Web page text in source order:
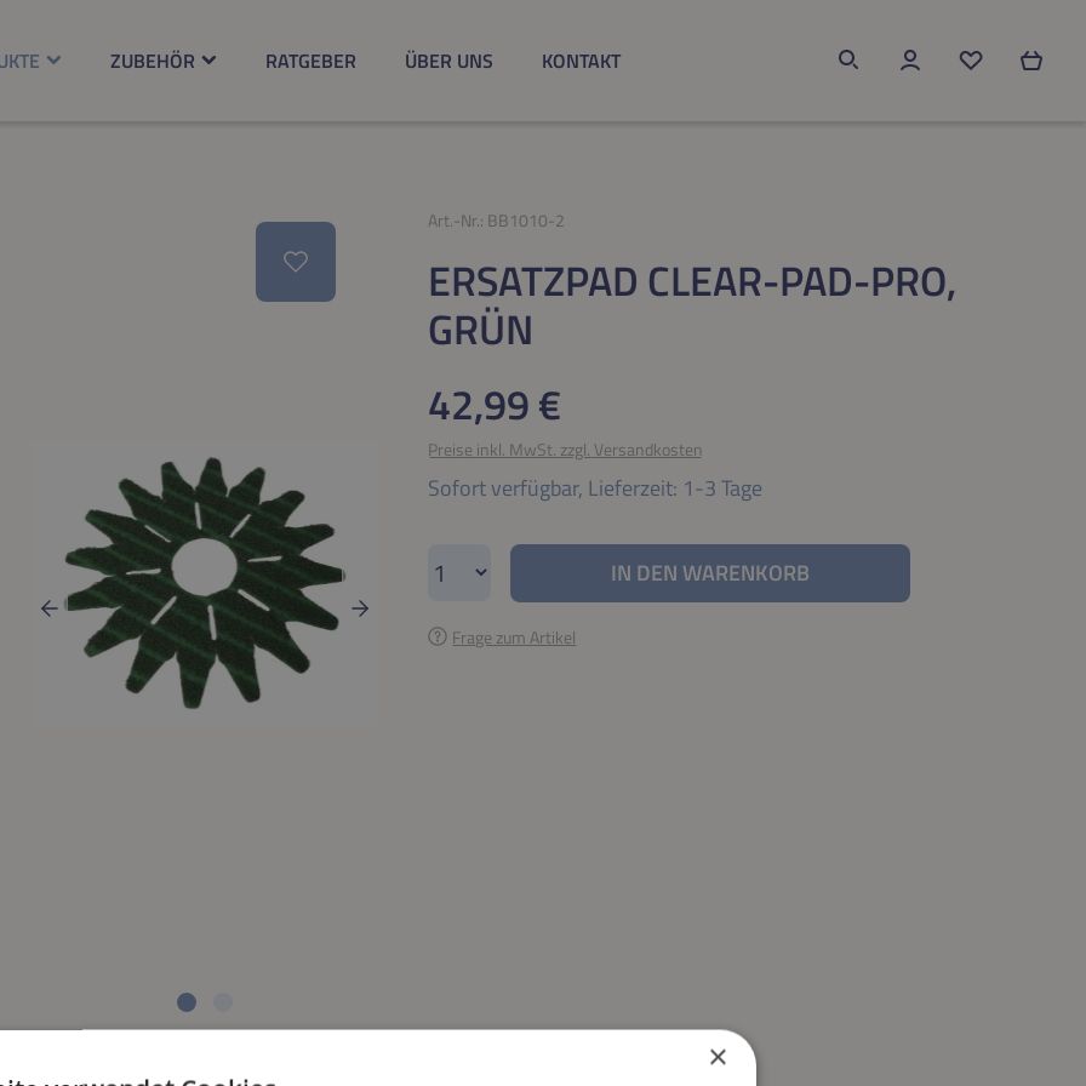
ZUBEHÖR RATGEBER ÜBER UNS KONTAKT
Du hast 0
Art.-Nr.: BB1010-2
ERSATZPAD CLEAR-PAD-PRO,
GRÜN
Regulärer Preis:
42,99 €
Preise inkl. MwSt. zzgl. Versandkosten
Sofort verfügbar, Lieferzeit: 1-3 Tage
Produkt Anzahl: Gib den gewünschten Wert ein oder
IN DEN WARENKORB
Frage zum Artikel
×